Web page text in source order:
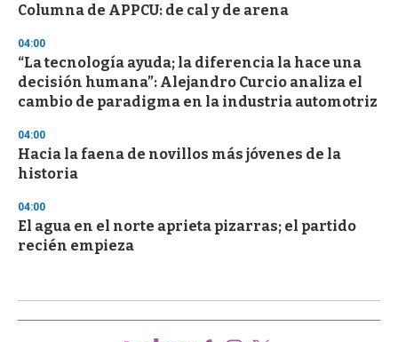
Columna de APPCU: de cal y de arena
04:00
“La tecnología ayuda; la diferencia la hace una
decisión humana”: Alejandro Curcio analiza el
cambio de paradigma en la industria automotriz
04:00
Hacia la faena de novillos más jóvenes de la
historia
04:00
El agua en el norte aprieta pizarras; el partido
recién empieza